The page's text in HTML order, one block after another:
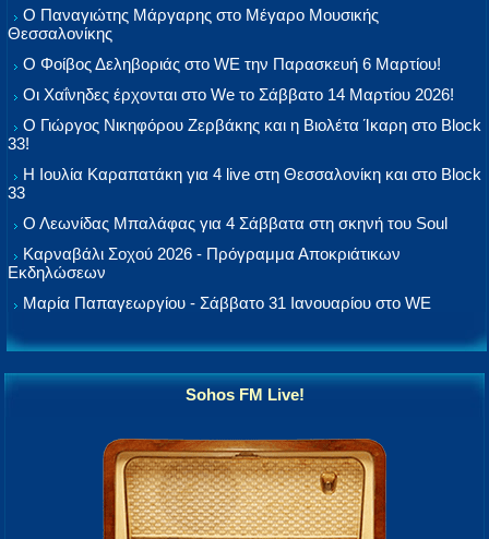
Ο Παναγιώτης Μάργαρης στο Μέγαρο Μουσικής
Θεσσαλονίκης
Ο Φοίβος Δεληβοριάς στο WE την Παρασκευή 6 Μαρτίου!
Οι Χαΐνηδες έρχονται στο We το Σάββατο 14 Μαρτίου 2026!
Ο Γιώργος Νικηφόρου Ζερβάκης και η Βιολέτα Ίκαρη στο Block
33!
Η Ιουλία Καραπατάκη για 4 live στη Θεσσαλονίκη και στο Block
33
Ο Λεωνίδας Μπαλάφας για 4 Σάββατα στη σκηνή του Soul
Καρναβάλι Σοχού 2026 - Πρόγραμμα Αποκριάτικων
Εκδηλώσεων
Μαρία Παπαγεωργίου - Σάββατο 31 Ιανουαρίου στο WE
Sohos FM Live!